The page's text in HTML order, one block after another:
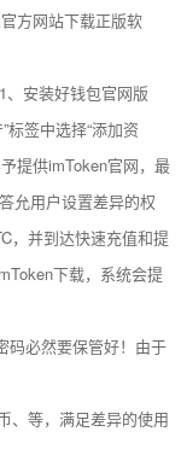
方网站下载正版软
、安装好钱包官网版
标签中选择“添加资
提供imToken官网，最
允用户设置差异的权
，并到达快速充值和提
下载，系统会提
码必然要保管好！由于
、等，满足差异的使用